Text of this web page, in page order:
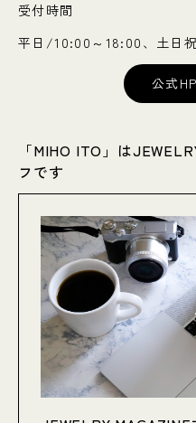
受付時間
平日/10:00～18:00、土日
公式
「MIHO ITO」は
フです